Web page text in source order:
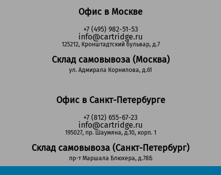
Офис в Москве
+7 (495) 982-51-53
info@cartridge.ru
125212, Кронштадтский бульвар, д.7
Склад самовывоза (Москва)
ул. Адмирала Корнилова, д.61
Офис в Санкт-Петербурге
+7 (812) 655-67-23
info@cartridge.ru
195027, пр. Шаумяна, д.10, корп. 1
Склад самовывоза (Санкт-Петербург)
пр-т Маршала Блюхера, д.78Б